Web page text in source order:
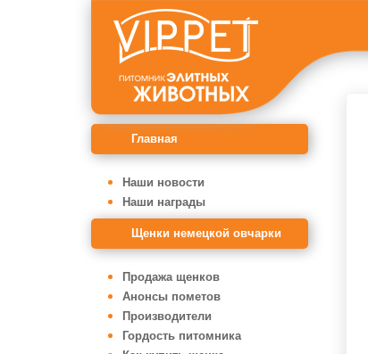
Главная
Наши новости
Наши награды
Щенки немецкой овчарки
Продажа щенков
Анонсы пометов
Производители
Гордость питомника